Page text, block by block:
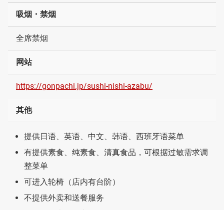
吸烟・禁烟
全席禁烟
网站
https://gonpachi.jp/sushi-nishi-azabu/
其他
提供日语、英语、中文、韩语、西班牙语菜单
有提供素食、纯素食、清真食品，可根据过敏需求调
整菜单
可进入轮椅（店内有台阶）
不提供外卖和送餐服务